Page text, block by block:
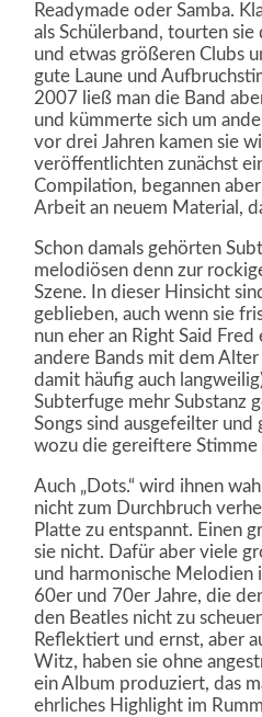
Readymade oder Samba.
als Schülerband, tourten
und etwas größeren Clubs
gute Laune und
2007 ließ man die Band
und kümmerte sich um
vor drei Jahren kamen sie
veröffentlichten zunächst
Compilation, begannen
Arbeit an neuem Material,
Schon damals gehörten
melodiösen denn zur
Szene. In dieser Hinsicht
geblieben, auch wenn sie
nun eher an Right Said
andere Bands mit dem Alter
damit häufig auch
Subterfuge mehr Substanz
Songs sind ausgefeilter und
wozu die gereiftere Stimme
Auch „Dots.“ wird ihnen
nicht zum Durchbruch
Platte zu entspannt. Einen
sie nicht. Dafür aber viele
und harmonische Melodien
60er und 70er Jahre, die
den Beatles nicht zu
Reflektiert und ernst, aber
Witz, haben sie ohne
ein Album produziert, das
ehrliches Highlight im